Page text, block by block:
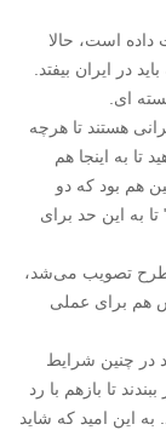
داده است، حالا
در ایران بیفتد.
ای.
ایرانی هستند تا هرچه
تا به اینجا هم
هم بود که دو
به این حد برای
طرح تصویب می‌شد،
هم برای عملی
در چنین شرایط
تا بازهم با رد
این امید که شاید